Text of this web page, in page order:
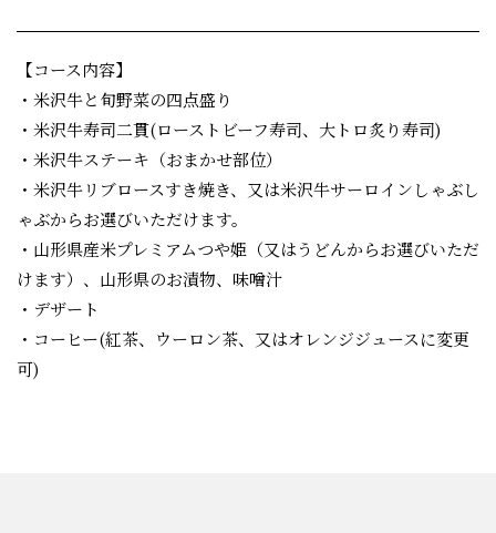
【コース内容】
・米沢牛と旬野菜の四点盛り
・米沢牛寿司二貫(ローストビーフ寿司、大トロ炙り寿司)
・米沢牛ステーキ（おまかせ部位）
・米沢牛リブロースすき焼き、又は米沢牛サーロインしゃぶし
ゃぶからお選びいただけます。
・山形県産米プレミアムつや姫（又はうどんからお選びいただ
けます）、山形県のお漬物、味噌汁
・デザート
・コーヒー(紅茶、ウーロン茶、又はオレンジジュースに変更
可)